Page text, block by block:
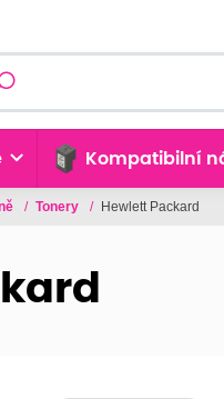
Kompatibilní
/ Tonery / Hewlett Packard